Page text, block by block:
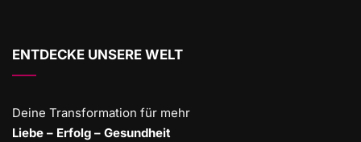
ENTDECKE UNSERE WELT
Deine Transformation für mehr
Liebe – Erfolg – Gesundheit